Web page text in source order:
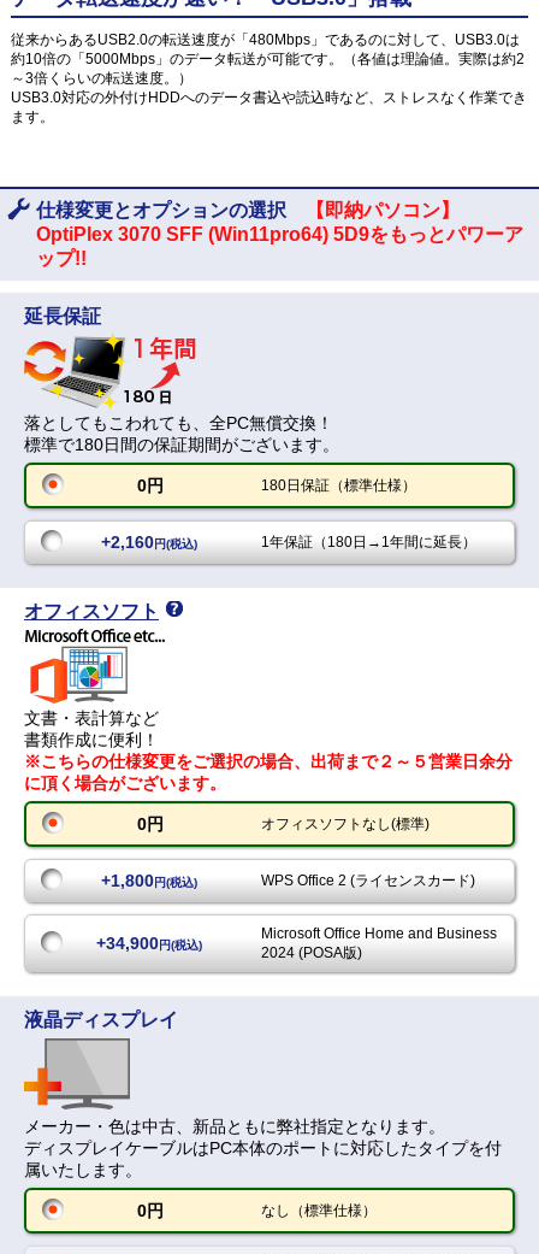
従来からあるUSB2.0の転送速度が「480Mbps」であるのに対して、USB3.0は
約10倍の「5000Mbps」のデータ転送が可能です。（各値は理論値。実際は約2
～3倍くらいの転送速度。）
USB3.0対応の外付けHDDへのデータ書込や読込時など、ストレスなく作業でき
ます。
仕様変更とオプションの選択
【即納パソコン】
OptiPlex 3070 SFF (Win11pro64) 5D9をもっとパワーア
ップ!!
延長保証
落としてもこわれても、全PC無償交換！
標準で180日間の保証期間がございます。
0円 180日保証（標準仕様）
+2,160円(税込) 1年保証（180日→1年間に延長）
オフィスソフト
文書・表計算など
書類作成に便利！
※こちらの仕様変更をご選択の場合、出荷まで２～５営業日余分
に頂く場合がございます。
0円 オフィスソフトなし(標準)
+1,800円(税込) WPS Office 2 (ライセンスカード)
+34,900円(税込)
Microsoft Office Home and Business
2024 (POSA版)
液晶ディスプレイ
メーカー・色は中古、新品ともに弊社指定となります。
ディスプレイケーブルはPC本体のポートに対応したタイプを付
属いたします。
0円 なし（標準仕様）